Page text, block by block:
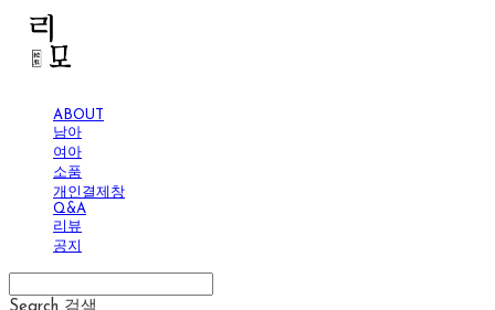
ABOUT
남아
여아
소품
개인결제창
Q&A
리뷰
공지